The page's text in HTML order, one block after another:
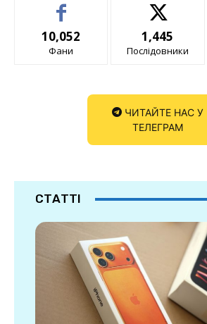
10,052
Фани
1,445
Послідовники
ЧИТАЙТЕ НАС У
ТЕЛЕГРАМ
СТАТТІ